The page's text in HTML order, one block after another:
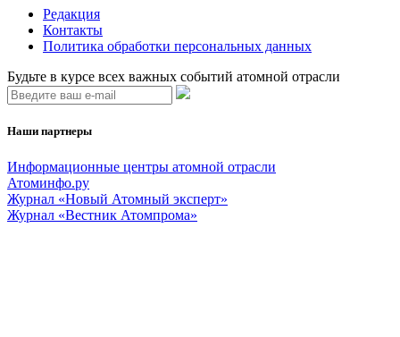
Редакция
Контакты
Политика обработки персональных данных
Будьте в курсе всех важных событий атомной отрасли
Наши партнеры
Информационные центры атомной отрасли
Атоминфо.ру
Журнал «Новый Атомный эксперт»
Журнал «Вестник Атомпрома»